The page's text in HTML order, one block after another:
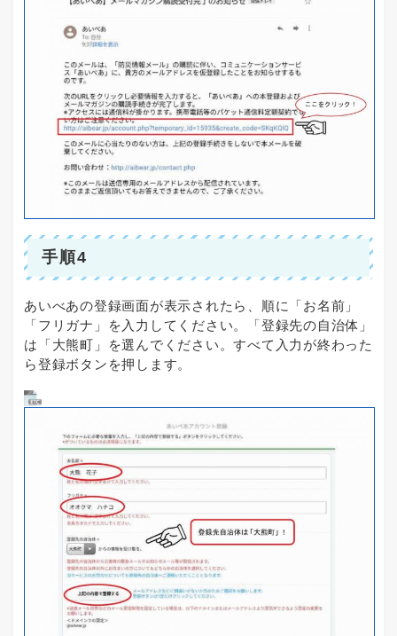
手順4
あいべあの登録画面が表示されたら、順に「お名前」
「フリガナ」を入力してください。「登録先の自治体」
は「大熊町」を選んでください。すべて入力が終わった
ら登録ボタンを押します。